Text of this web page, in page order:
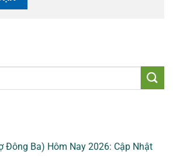
Đông Ba) Hôm Nay 2026: Cập Nhật